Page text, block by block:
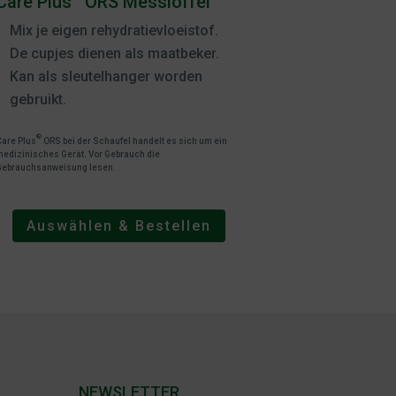
Mix je eigen rehydratievloeistof.
De cupjes dienen als maatbeker.
Kan als sleutelhanger worden
gebruikt.
Plus® ORS bei der Schaufel handelt es sich um ein
Gerät. Vor Gebrauch die
lesen.
Auswählen & Bestellen
NEWSLETTER